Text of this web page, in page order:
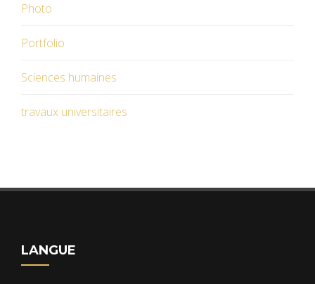
Photo
Portfolio
Sciences humaines
travaux universitaires
LANGUE